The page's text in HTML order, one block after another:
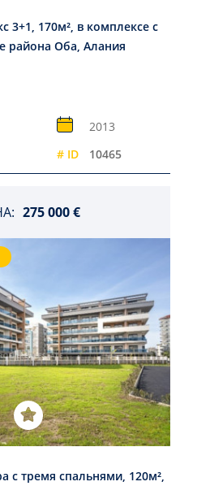
3+1, 170м², в комплексе с
района Оба, Алания
2013
# ID 10465
275 000 €
с тремя спальнями, 120м²,